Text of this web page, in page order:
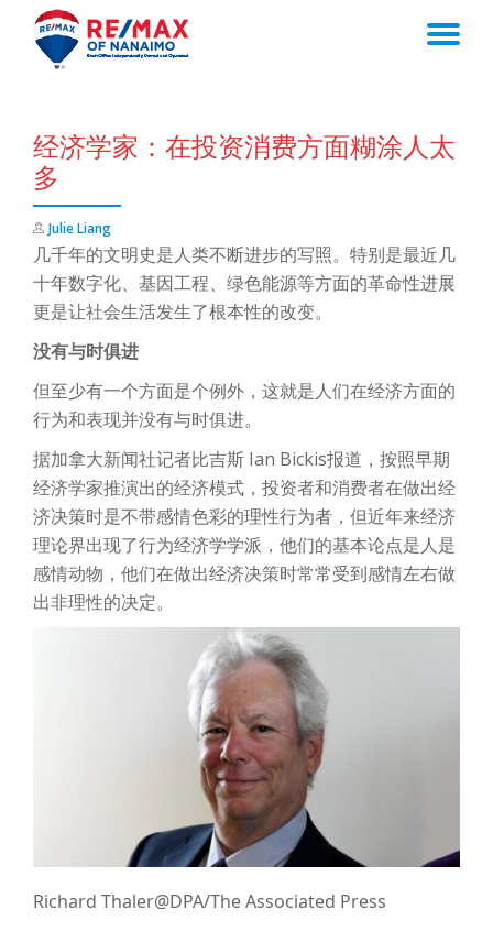
经济学家：在投资消费方面糊涂人太
多
Julie Liang
几千年的文明史是人类不断进步的写照。特别是最近几
十年数字化、基因工程、绿色能源等方面的革命性进展
更是让社会生活发生了根本性的改变。
没有与时俱进
但至少有一个方面是个例外，这就是人们在经济方面的
行为和表现并没有与时俱进。
据加拿大新闻社记者比吉斯 Ian Bickis报道，按照早期
经济学家推演出的经济模式，投资者和消费者在做出经
济决策时是不带感情色彩的理性行为者，但近年来经济
理论界出现了行为经济学学派，他们的基本论点是人是
感情动物，他们在做出经济决策时常常受到感情左右做
出非理性的决定。
Richard Thaler@DPA/The Associated Press